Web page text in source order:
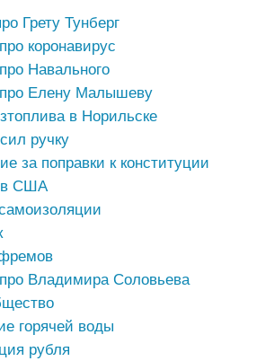
Грету Тунберг
коронавирус
Навального
Елену Малышеву
в Норильске
ручку
за поправки к конституции
в США
Владимира Соловьева
горячей воды
рубля